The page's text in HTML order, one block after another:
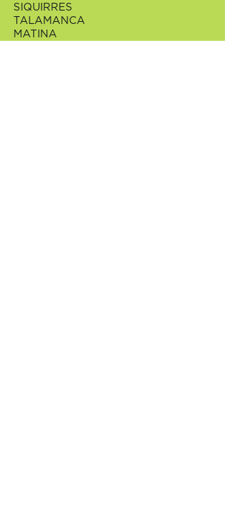
SIQUIRRES
TALAMANCA
MATINA